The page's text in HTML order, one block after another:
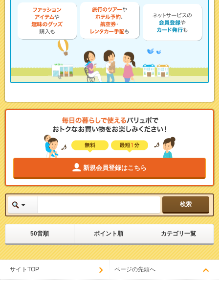
新規会員登録はこちら
50音順 ポイント順 カテゴリ一覧
サイトTOP ページの先頭へ